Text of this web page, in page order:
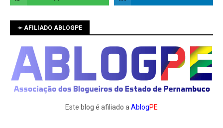
➛ AFILIADO ABLOGPE
Este blog é afiliado aAblogPE